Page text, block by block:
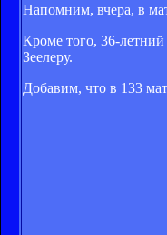
Напомним, вчера, в
Кроме того, 36-
Зеелеру.
Добавим, что в 133